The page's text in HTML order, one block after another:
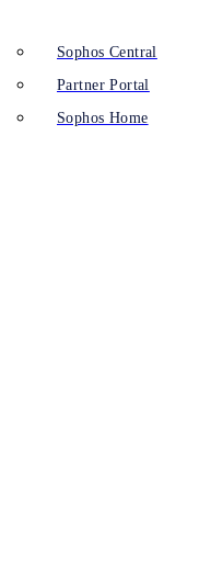
Sophos Central
Partner Portal
Sophos Home